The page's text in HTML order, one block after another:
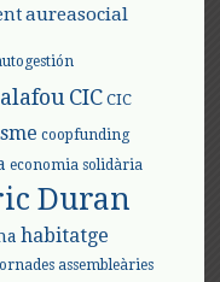
aureasocial
CIC CIC
coopfunding
economia solidària
Duran
habitatge
assembleàries